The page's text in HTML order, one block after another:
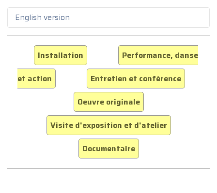
English version
Installation
Performance, danse
et action
Entretien et conférence
Oeuvre originale
Visite d'exposition et d'atelier
Documentaire